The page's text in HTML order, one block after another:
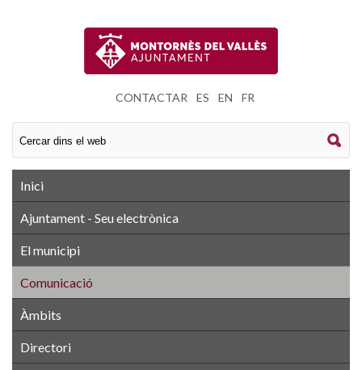
CONTACTAR ES EN FR
Inici
Ajuntament - Seu electrònica
El municipi
Comunicació
Àmbits
Directori